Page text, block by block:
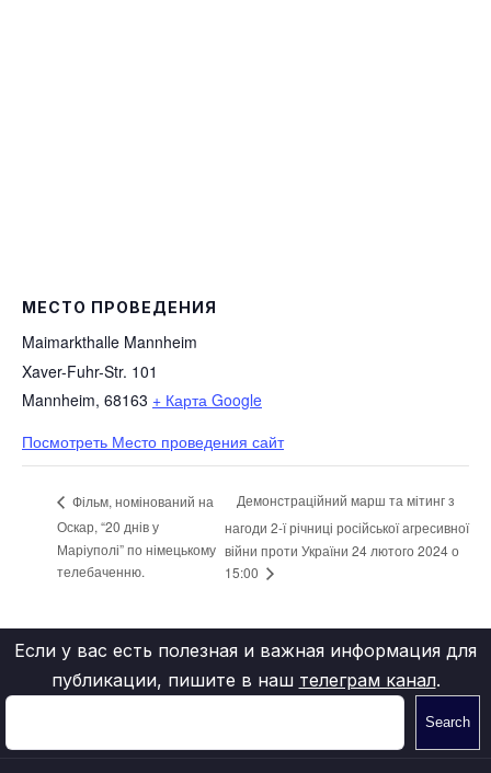
МЕСТО ПРОВЕДЕНИЯ
Maimarkthalle Mannheim
Xaver-Fuhr-Str. 101
Mannheim, 68163 + Карта Google
Посмотреть Место проведения сайт
Фільм, номінований на
Оскар, “20 днів у
Маріуполі” по німецькому
телебаченню.
Демонстраційний марш та мітинг з
нагоди 2-ї річниці російської агресивної
війни проти України 24 лютого 2024 о
15:00
Если у вас есть полезная и важная информация для
публикации, пишите в наш телеграм канал.
Search